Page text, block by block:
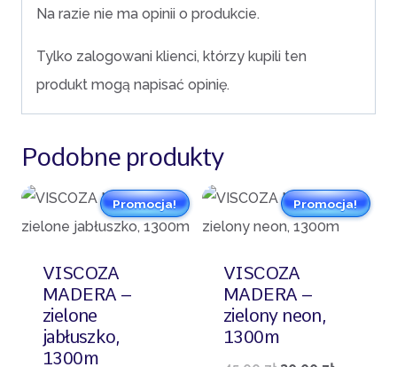
Na razie nie ma opinii o produkcie.
Tylko zalogowani klienci, którzy kupili ten
produkt mogą napisać opinię.
Podobne produkty
Promocja!
VISCOZA
MADERA –
zielone
jabłuszko,
1300m
Promocja!
VISCOZA
MADERA –
zielony neon,
1300m